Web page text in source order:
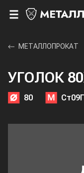
МЕТАЛЛОПРОКАТ
УГОЛОК
80